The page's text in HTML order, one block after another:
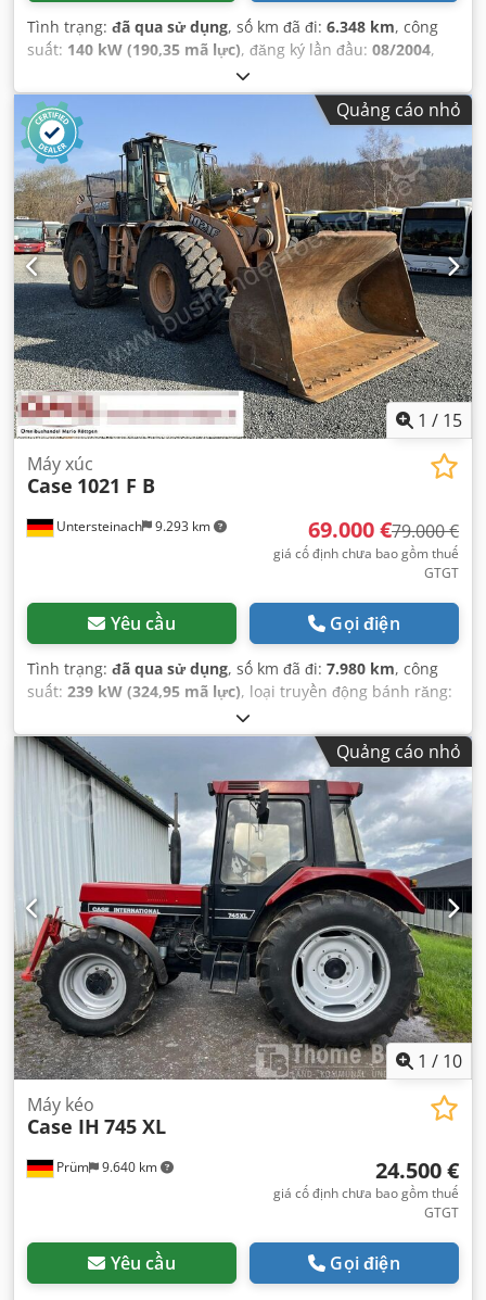
Tình trạng: đã qua sử dụng, số km đã đi: 6.348 km, công
suất: 140 kW (190,35 mã lực), đăng ký lần đầu: 08/2004,
, Năm sản xuất:
Quảng cáo nhỏ
1 / 15
Untersteinach 9.293 km
Máy xúc
Case 1021 F B
69.000 €79.000 €
giá cố định chưa bao gồm thuế
GTGT
Yêu cầu Gọi điện
Tình trạng: đã qua sử dụng, số km đã đi: 7.980 km, công
suất: 239 kW (324,95 mã lực), loại truyền động bánh răng:
diesel
đầu:01/2013, Năm sản xuất:2013, Thiết bị:điều hòa
không khí, Quảng cáo nhỏ
1 / 10
Prüm 9.640 km
Máy kéo
Case IH 745 XL
24.500 €
giá cố định chưa bao gồm thuế
GTGT
Yêu cầu Gọi điện